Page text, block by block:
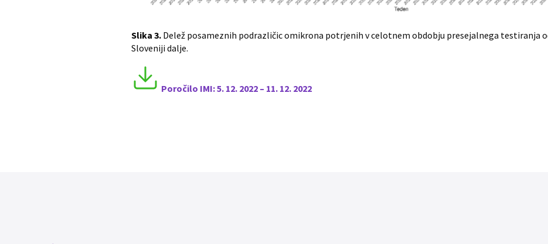
Slika 3. Delež posameznih podrazličic omikrona potrjenih v celotnem obdobju presejalnega testiranja
Sloveniji dalje.
Poročilo IMI:5. 12. 2022 – 11. 12. 2022